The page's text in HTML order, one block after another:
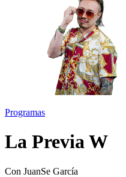
Programas
La Previa W
Con JuanSe García